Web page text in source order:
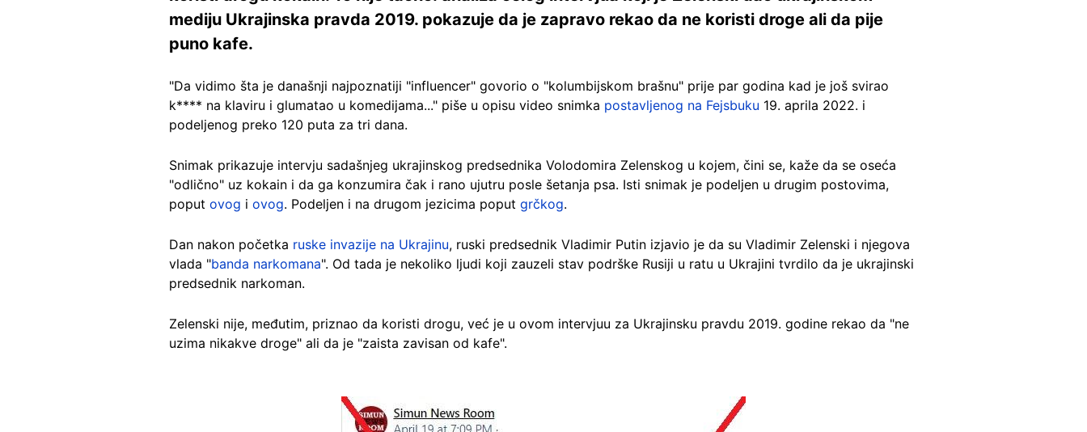
mediju Ukrajinska pravda 2019. pokazuje da je zapravo rekao da ne koristi droge ali da pije
puno kafe.
"Da vidimo šta je današnji najpoznatiji "influencer" govorio o "kolumbijskom brašnu" prije par godina kad je još svirao
k**** na klaviru i glumatao u komedijama..." piše u opisu video snimka postavljenog na Fejsbuku 19. aprila 2022. i
podeljenog preko 120 puta za tri dana.
Snimak prikazuje intervju sadašnjeg ukrajinskog predsednika Volodomira Zelenskog u kojem, čini se, kaže da se oseća
"odlično" uz kokain i da ga konzumira čak i rano ujutru posle šetanja psa. Isti snimak je podeljen u drugim postovima,
poput ovog i ovog. Podeljen i na drugom jezicima poput grčkog.
Dan nakon početka ruske invazije na Ukrajinu, ruski predsednik Vladimir Putin izjavio je da su Vladimir Zelenski i njegova
vlada "banda narkomana". Od tada je nekoliko ljudi koji zauzeli stav podrške Rusiji u ratu u Ukrajini tvrdilo da je ukrajinski
predsednik narkoman.
Zelenski nije, međutim, priznao da koristi drogu, već je u ovom intervjuu za Ukrajinsku pravdu 2019. godine rekao da "ne
uzima nikakve droge" ali da je "zaista zavisan od kafe".